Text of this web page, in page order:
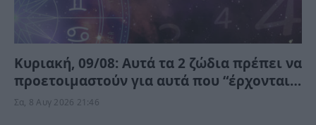
Κυριακή, 09/08: Αυτά τα 2 ζώδια πρέπει να
προετοιμαστούν για αυτά που “έρχονται”
– Ποιοι κερδίζουν;
Σα, 8 Αυγ 2026 21:46